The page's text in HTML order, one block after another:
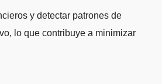
y detectar patrones de
lo que contribuye a minimizar